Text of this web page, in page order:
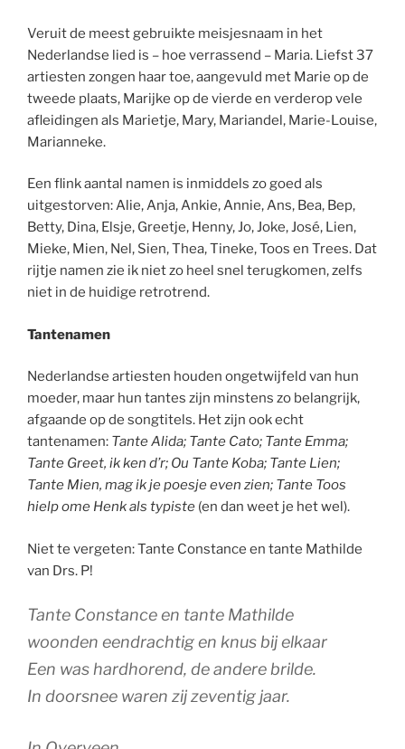
Veruit de meest gebruikte meisjesnaam in het
Nederlandse lied is – hoe verrassend – Maria. Liefst 37
artiesten zongen haar toe, aangevuld met Marie op de
tweede plaats, Marijke op de vierde en verderop vele
afleidingen als Marietje, Mary, Mariandel, Marie-Louise,
Marianneke.
Een flink aantal namen is inmiddels zo goed als
uitgestorven: Alie, Anja, Ankie, Annie, Ans, Bea, Bep,
Betty, Dina, Elsje, Greetje, Henny, Jo, Joke, José, Lien,
Mieke, Mien, Nel, Sien, Thea, Tineke, Toos en Trees. Dat
rijtje namen zie ik niet zo heel snel terugkomen, zelfs
niet in de huidige retrotrend.
Tantenamen
Nederlandse artiesten houden ongetwijfeld van hun
moeder, maar hun tantes zijn minstens zo belangrijk,
afgaande op de songtitels. Het zijn ook echt
tantenamen: Tante Alida; Tante Cato; Tante Emma;
Tante Greet, ik ken d’r; Ou Tante Koba; Tante Lien;
Tante Mien, mag ik je poesje even zien; Tante Toos
hielp ome Henk als typiste (en dan weet je het wel).
Niet te vergeten: Tante Constance en tante Mathilde
van Drs. P!
Tante Constance en tante Mathilde
woonden eendrachtig en knus bij elkaar
Een was hardhorend, de andere brilde.
In doorsnee waren zij zeventig jaar.